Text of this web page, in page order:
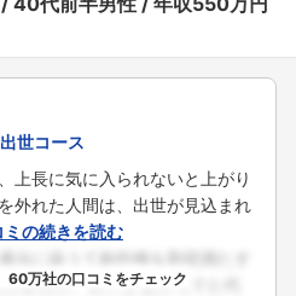
世コース
上長に気に入られないと上がり
外れた人間は、出世が見込まれ
ミの続きを読む
60万社の口コミをチェック